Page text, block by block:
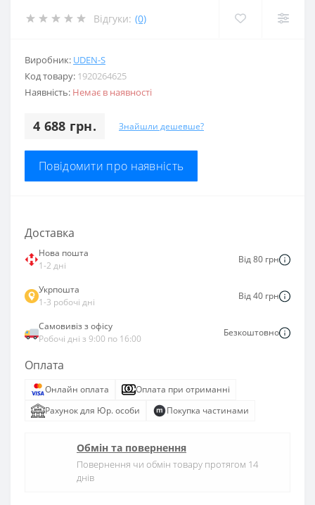
Відгуки: (0)
Виробник: UDEN-S
Код товару: 1920264625
Наявність: Немає в наявності
4 688 грн. Знайшли дешевше?
Повідомити про наявність
Доставка
Нова пошта
1-2 дні
Від 80 грн
Укрпошта
1-3 робочі дні
Від 40 грн
Самовивіз з офісу
Робочі дні з 9:00 по 16:00
Безкоштовно
Оплата
Онлайн оплата
Оплата при отриманні
Рахунок для Юр. особи
Покупка частинами
Обмін та повернення
Повернення чи обмін товару протягом 14
днів